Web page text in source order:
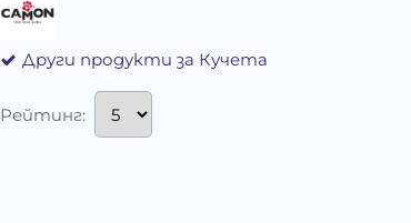
Други продукти за Кучета
Рейтинг: